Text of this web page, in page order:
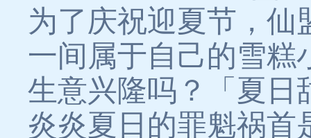
为了庆祝迎夏节，仙
一间属于自己的雪糕
生意兴隆吗？「夏日
炎炎夏日的罪魁祸首